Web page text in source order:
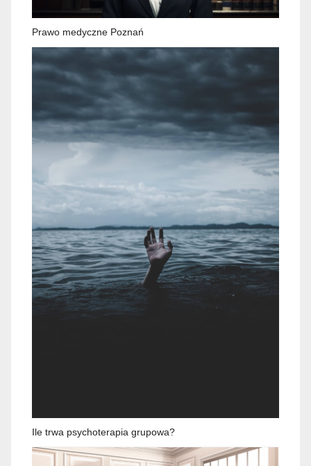
Prawo medyczne Poznań
Ile trwa psychoterapia grupowa?